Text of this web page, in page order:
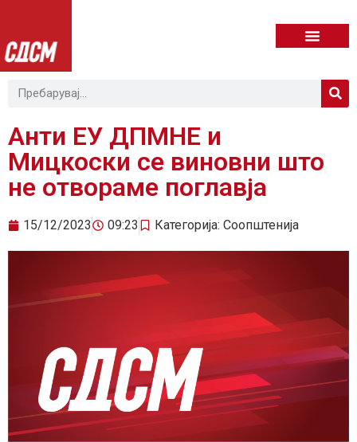
Анти ЕУ ДПМНЕ и
Мицкоски се виновни што
не отвораме поглавја
15/12/2023 09:23 Категорија: Соопштенија